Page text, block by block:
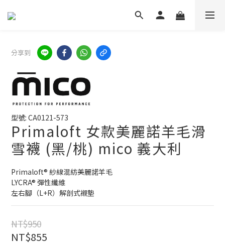
分享到
型號: CA0121-573
Primaloft 女款美麗諾羊毛滑
雪襪 (黑/桃) mico 義大利
Primaloft® 紗線混紡美麗諾羊毛
LYCRA® 彈性纖維
左右腳（L+R）解剖式襯墊
NT$950
NT$855